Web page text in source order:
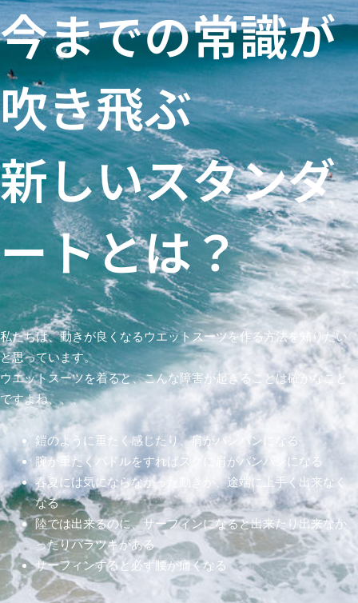
今までの常識が
吹き飛ぶ
新しいスタンダ
ートとは？
私たちは、動きが良くなるウエットスーツを作る方法を知りたい
と思っています。
ウエットスーツを着ると、こんな障害が起きることは確かなこと
ですよね、、、
鎧のように重たく感じたり、肩がパンパンになる
腕が重たくパドルをすればスグに肩がパンパンになる
春夏には気にならなかった動きが、途端に上手く出来なく
なる
陸では出来るのに、サーフィンになると出来たり出来なか
ったりバラツキがある
サーフィンすると必ず腰が痛くなる